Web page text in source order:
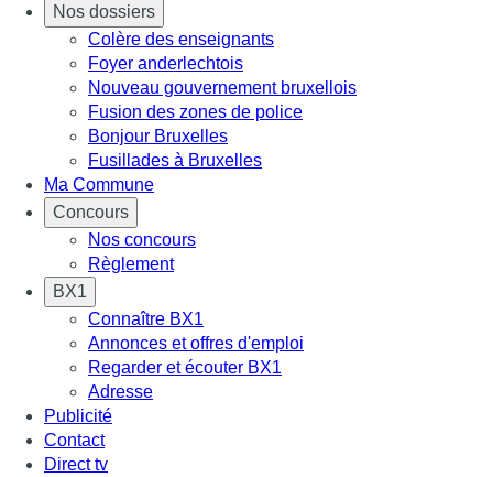
Nos dossiers
Colère des enseignants
Foyer anderlechtois
Nouveau gouvernement bruxellois
Fusion des zones de police
Bonjour Bruxelles
Fusillades à Bruxelles
Ma Commune
Concours
Nos concours
Règlement
BX1
Connaître BX1
Annonces et offres d'emploi
Regarder et écouter BX1
Adresse
Publicité
Contact
Direct tv